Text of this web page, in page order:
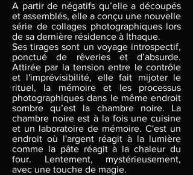
A partir de négatifs qu’elle a découpés
et assemblés, elle a conçu une nouvelle
série de collages photographiques lors
de sa dernière résidence à Ithaque.
Ses tirages sont un voyage introspectif,
ponctué de rêveries et d’absurde.
Attirée par la tension entre le contrôle
et l'imprévisibilité, elle fait mijoter le
rituel, la mémoire et les processus
photographiques dans le même endroit
sombre qu’est la chambre noire. La
chambre noire est à la fois une cuisine
et un laboratoire de mémoire. C'est un
endroit où l'argent réagit à la lumière
comme la pâte réagit à la chaleur du
four. Lentement, mystérieusement,
avec une touche de magie.